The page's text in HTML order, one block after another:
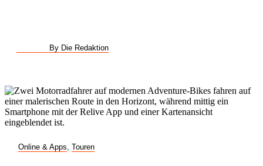
By Die Redaktion
Online & Apps Touren